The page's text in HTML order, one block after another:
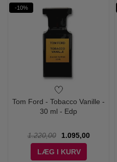
-10%
Tom Ford - Tobacco Vanille -
30 ml - Edp
1.220,00
1.095,00
LÆG I KURV